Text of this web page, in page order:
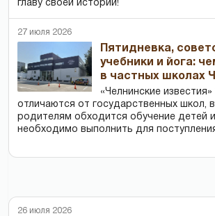
главу своей истории!
27 июля 2026
Пятидневка,
учебники и йога:
в частных школах
«Челнинские
отличаются от государственных школ,
родителям обходится обучение детей и
необходимо выполнить для
26 июля 2026